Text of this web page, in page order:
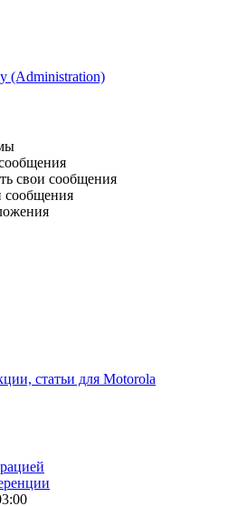
(Administration)
свои сообщения
сообщения
статьи для Motorola